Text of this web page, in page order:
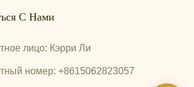
С Нами
лицо: Кэрри Ли
номер: +8615062823057